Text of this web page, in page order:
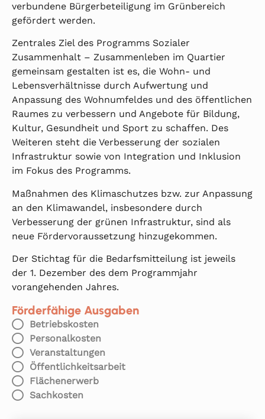
verbundene Bürgerbeteiligung im Grünbereich
gefördert werden.
Zentrales Ziel des Programms Sozialer
Zusammenhalt – Zusammenleben im Quartier
gemeinsam gestalten ist es, die Wohn- und
Lebensverhältnisse durch Aufwertung und
Anpassung des Wohnumfeldes und des öffentlichen
Raumes zu verbessern und Angebote für Bildung,
Kultur, Gesundheit und Sport zu schaffen. Des
Weiteren steht die Verbesserung der sozialen
Infrastruktur sowie von Integration und Inklusion
im Fokus des Programms.
Maßnahmen des Klimaschutzes bzw. zur Anpassung
an den Klimawandel, insbesondere durch
Verbesserung der grünen Infrastruktur, sind als
neue Fördervoraussetzung hinzugekommen.
Der Stichtag für die Bedarfsmitteilung ist jeweils
der 1. Dezember des dem Programmjahr
vorangehenden Jahres.
Förderfähige Ausgaben
Betriebskosten
Personalkosten
Veranstaltungen
Öffentlichkeitsarbeit
Flächenerwerb
Sachkosten